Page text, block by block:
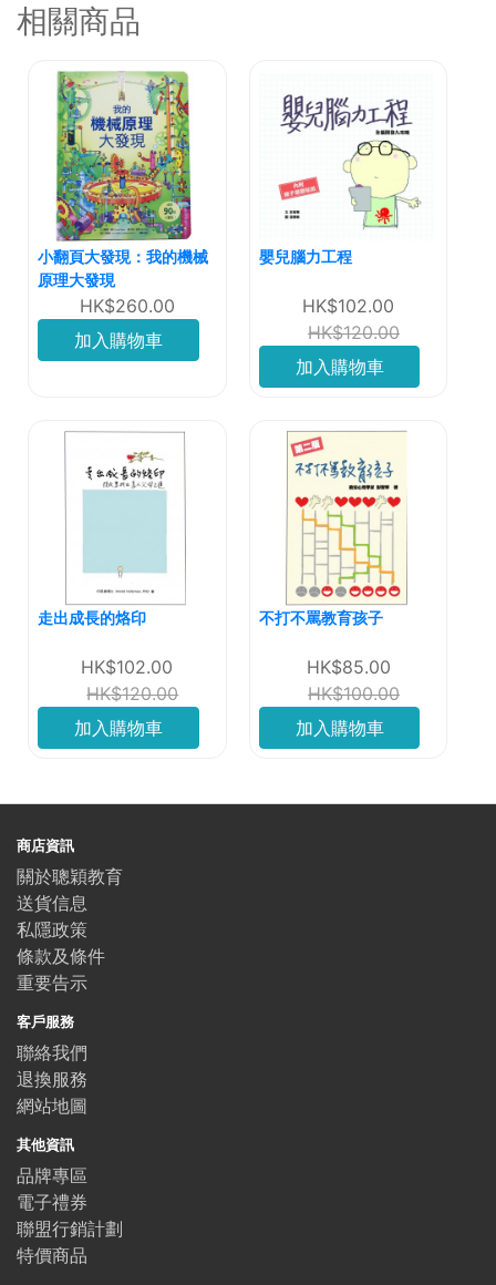
相關商品
小翻頁大發現：我的機械
原理大發現
HK$260.00
加入購物車
嬰兒腦力工程
HK$102.00
HK$120.00
加入購物車
走出成長的烙印
HK$102.00
HK$120.00
加入購物車
不打不罵教育孩子
HK$85.00
HK$100.00
加入購物車
商店資訊
關於聰穎教育
送貨信息
私隱政策
條款及條件
重要告示
客戶服務
聯絡我們
退換服務
網站地圖
其他資訊
品牌專區
電子禮券
聯盟行銷計劃
特價商品